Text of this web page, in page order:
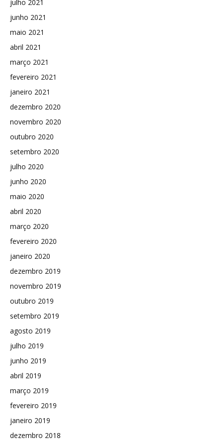
julho 2021
junho 2021
maio 2021
abril 2021
março 2021
fevereiro 2021
janeiro 2021
dezembro 2020
novembro 2020
outubro 2020
setembro 2020
julho 2020
junho 2020
maio 2020
abril 2020
março 2020
fevereiro 2020
janeiro 2020
dezembro 2019
novembro 2019
outubro 2019
setembro 2019
agosto 2019
julho 2019
junho 2019
abril 2019
março 2019
fevereiro 2019
janeiro 2019
dezembro 2018